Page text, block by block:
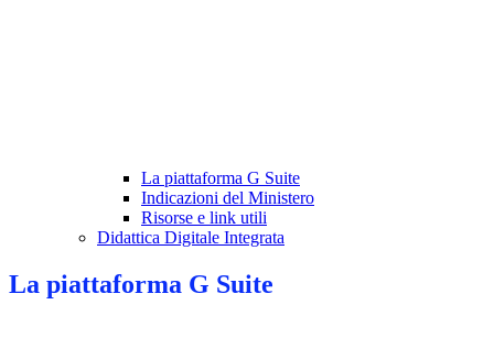
La piattaforma G Suite
Indicazioni del Ministero
Risorse e link utili
Didattica Digitale Integrata
La piattaforma G Suite